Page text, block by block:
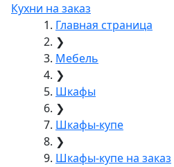
Кухни на заказ
Главная страница
❯
Мебель
❯
Шкафы
❯
Шкафы-купе
❯
Шкафы-купе на заказ